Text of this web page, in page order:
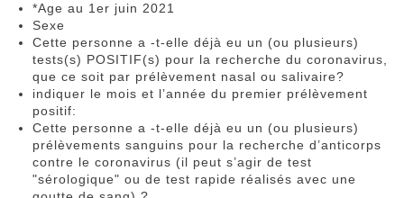
*Age au 1er juin 2021
Sexe
Cette personne a -t-elle déjà eu un (ou plusieurs)
tests(s) POSITIF(s) pour la recherche du coronavirus,
que ce soit par prélèvement nasal ou salivaire?
indiquer le mois et l’année du premier prélèvement
positif:
Cette personne a -t-elle déjà eu un (ou plusieurs)
prélèvements sanguins pour la recherche d’anticorps
contre le coronavirus (il peut s’agir de test
"sérologique" ou de test rapide réalisés avec une